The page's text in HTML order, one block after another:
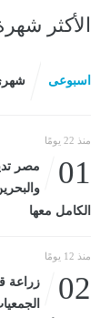
الأكثر
اسبوعى
منذ 22 يومًا
01
مصر
الكامل معها
منذ 12 يومًا
02
زراعة